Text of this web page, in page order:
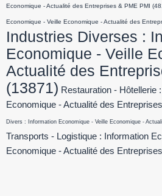
Economique - Actualité des Entreprises & PME PMI
Economique - Veille Economique - Actualité des
Industries Diverses :
Economique - Veille
Actualité des
(13871) Restauration - Hôtellerie
Economique - Actualité des
Divers : Information Economique - Veille Economique -
Transports - Logistique : Information
Economique - Actualité des